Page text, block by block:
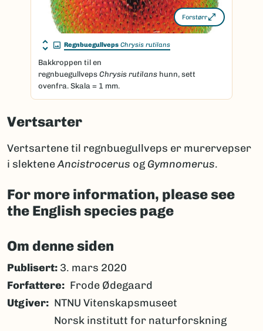
Forstørr
Regnbuegullveps Chrysis rutilans
Bakkroppen til en
regnbuegullveps Chrysis rutilans hunn, sett
ovenfra. Skala = 1 mm.
Vertsarter
Vertsartene til regnbuegullveps er murervepser
i slekteneAncistrocerus og Gymnomerus.
For more information, please see
the English species page
Om denne siden
Publisert: 3. mars 2020
Forfattere
Frode Ødegaard
Utgiver
NTNU Vitenskapsmuseet
Norsk institutt for naturforskning